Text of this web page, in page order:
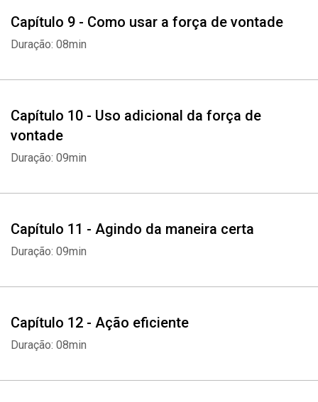
Capítulo 9 - Como usar a força de vontade
Duração: 08min
Capítulo 10 - Uso adicional da força de
vontade
Duração: 09min
Capítulo 11 - Agindo da maneira certa
Duração: 09min
Capítulo 12 - Ação eficiente
Duração: 08min